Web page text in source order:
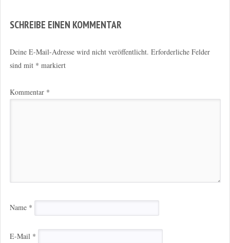
SCHREIBE EINEN KOMMENTAR
Deine E-Mail-Adresse wird nicht veröffentlicht. Erforderliche Felder
sind mit * markiert
Kommentar *
Name *
E-Mail *